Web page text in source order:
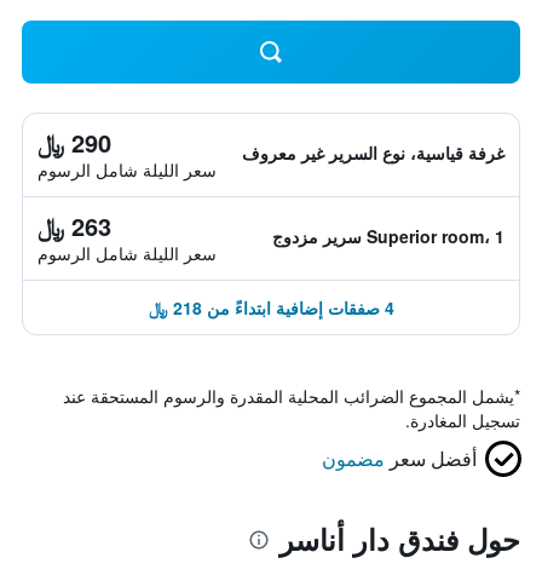
غرفة قياسية، نوع السرير غير معروف 290 ﷼
سعر الليلة شامل الرسوم
Superior room، 1 سرير مزدوج 263 ﷼
سعر الليلة شامل الرسوم
4 صفقات إضافية ابتداءً من 218 ﷼
*يشمل المجموع الضرائب المحلية المقدرة والرسوم المستحقة عند
تسجيل المغادرة.
أفضل سعر مضمون
حول فندق دار أناسر